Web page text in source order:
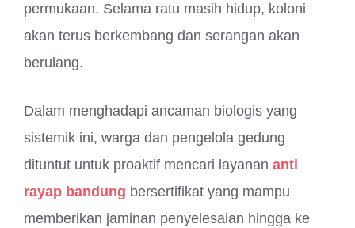
permukaan. Selama ratu masih hidup, koloni
akan terus berkembang dan serangan akan
berulang.
Dalam menghadapi ancaman biologis yang
sistemik ini, warga dan pengelola gedung
dituntut untuk proaktif mencari layanan anti
rayap bandung bersertifikat yang mampu
memberikan jaminan penyelesaian hingga ke